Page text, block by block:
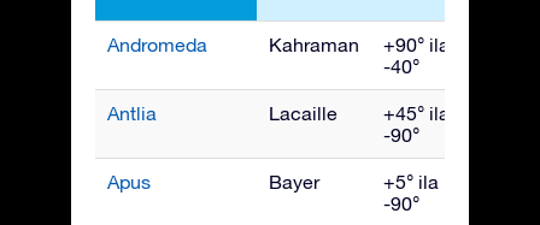
Andromeda Kahraman
+90° ila
-40°
Antlia Lacaille
+45° ila
-90°
Apus Bayer
+5° ila
-90°